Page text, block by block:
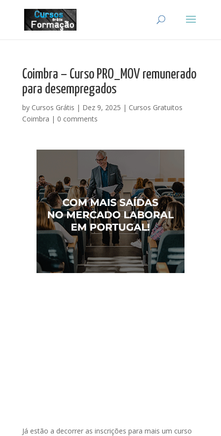
Coimbra – Curso PRO_MOV remunerado
para desempregados
by Cursos Grátis | Dez 9, 2025 | Cursos Gratuitos
Coimbra | 0 comments
Já estão a decorrer as inscrições para mais um curso